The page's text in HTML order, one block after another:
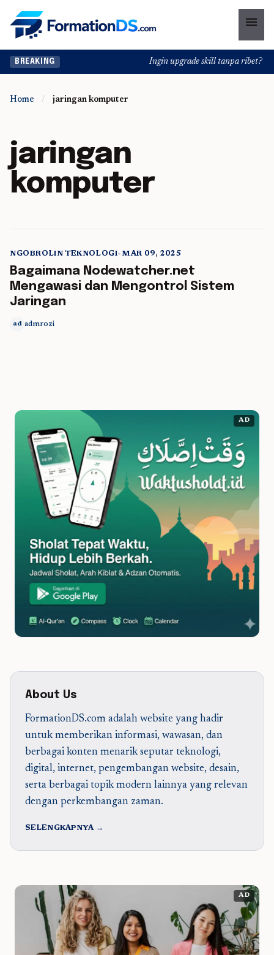
menu
BREAKING Ingin upgrade skill tanpa ribet?
Home / jaringan komputer
jaringan
komputer
NGOBROLIN TEKNOLOGI•MAR 09, 2025
Bagaimana Nodewatcher.net
Mengawasi dan Mengontrol Sistem
Jaringan
ad admrozi
AD
About Us
FormationDS.com adalah website yang hadir
untuk memberikan informasi, wawasan, dan
berbagai konten menarik seputar teknologi,
digital, internet, pengembangan website, desain,
serta berbagai topik modern lainnya yang relevan
dengan perkembangan zaman.
SELENGKAPNYA →
AD